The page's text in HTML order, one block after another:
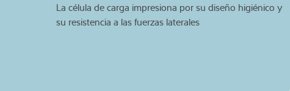
Experiencia y
La célula de carga impresiona por su diseño higiénico y
su resistencia a las fuerzas laterales